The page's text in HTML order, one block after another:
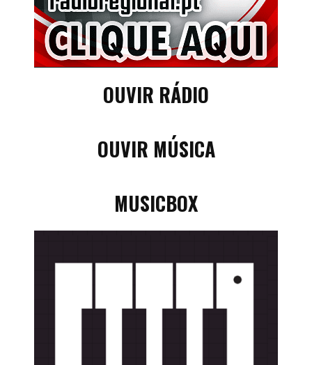
OUVIR RÁDIO
OUVIR MÚSICA
MUSICBOX